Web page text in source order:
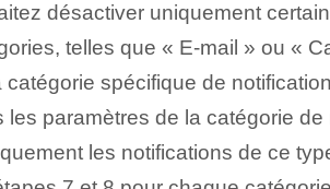
désactiver uniquement
telles que « E-mail » ou «
catégorie spécifique de
les paramètres de la catégorie
les notifications de ce